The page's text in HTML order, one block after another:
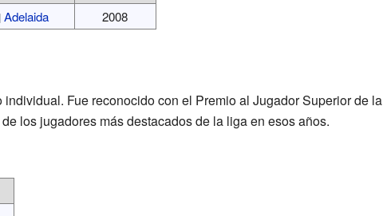
Adelaida 2008
Fue reconocido con el Premio al Jugador Superior de la
los jugadores más destacados de la liga en esos años.